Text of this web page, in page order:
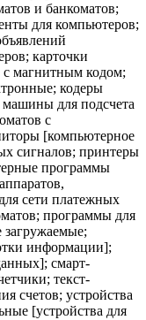
и банкоматов;
для компьютеров;
карточки
магнитным кодом;
кодеры
для подсчета
с
[компьютерное
сигналов; принтеры
программы
сети платежных
программы для
информации];
смарт-
текст-
счетов; устройства
[устройства для